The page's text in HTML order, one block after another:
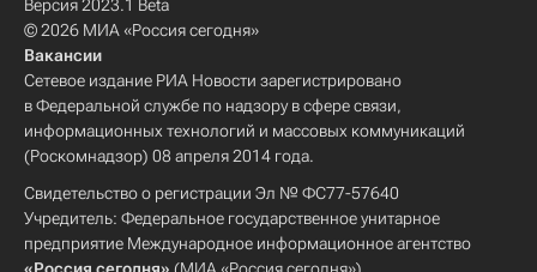
Версия 2023.1 Beta
© 2026 МИА «Россия сегодня»
Вакансии
Сетевое издание РИА Новости зарегистрировано
в Федеральной службе по надзору в сфере связи,
информационных технологий и массовых коммуникаций
(Роскомнадзор) 08 апреля 2014 года.
Свидетельство о регистрации Эл № ФС77-57640
Учредитель: Федеральное государственное унитарное
предприятие Международное информационное агентство